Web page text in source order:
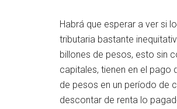
Habrá que esperar a ver si
tributaria bastante
billones de pesos, esto sin
capitales, tienen en el pago
de pesos en un período de
descontar de renta lo